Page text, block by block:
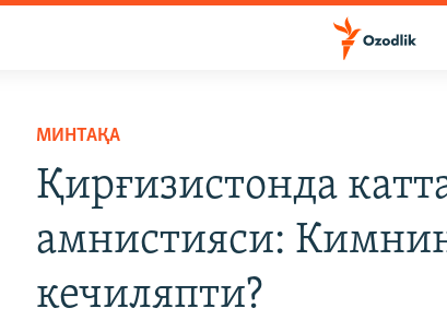
МИНТАҚА
Қирғизистонда
амнистияси:
кечиляпти?